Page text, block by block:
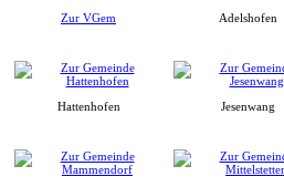
Zur VGem Adelshofen
Hattenhofen Jesenwang